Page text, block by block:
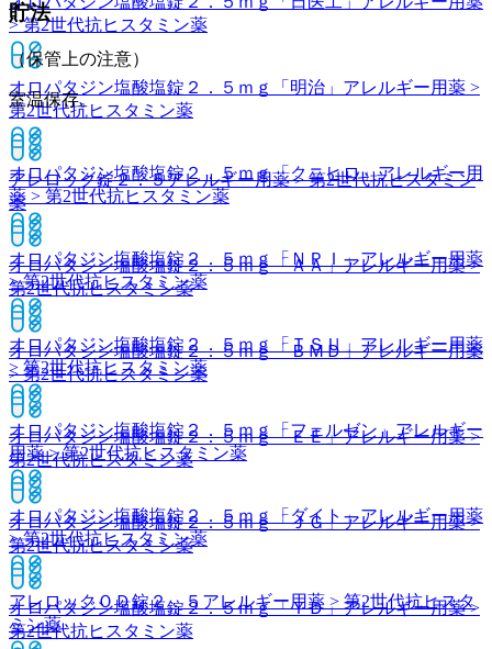
> 第2世代抗ヒスタミン薬
オロパタジン塩酸塩錠２．５ｍｇ「明治」 アレルギー用薬 >
第2世代抗ヒスタミン薬
オロパタジン塩酸塩錠２．５ｍｇ「クニヒロ」アレルギー用
薬 > 第2世代抗ヒスタミン薬
オロパタジン塩酸塩錠２．５ｍｇ「ＮＰＩ」アレルギー用薬
> 第2世代抗ヒスタミン薬
オロパタジン塩酸塩錠２．５ｍｇ「ＴＳＵ」 アレルギー用薬
> 第2世代抗ヒスタミン薬
オロパタジン塩酸塩錠２．５ｍｇ「フェルゼン」 アレルギー
用薬 > 第2世代抗ヒスタミン薬
オロパタジン塩酸塩錠２．５ｍｇ「ダイト」アレルギー用薬
> 第2世代抗ヒスタミン薬
アレロックＯＤ錠２．５ アレルギー用薬 > 第2世代抗ヒスタ
ミン薬
貯法
（保管上の注意）
室温保存。
アレロック錠２．５アレルギー用薬 > 第2世代抗ヒスタミン
薬
オロパタジン塩酸塩錠２．５ｍｇ「ＡＡ」アレルギー用薬 >
第2世代抗ヒスタミン薬
オロパタジン塩酸塩錠２．５ｍｇ「ＢＭＤ」アレルギー用薬
> 第2世代抗ヒスタミン薬
オロパタジン塩酸塩錠２．５ｍｇ「ＥＥ」アレルギー用薬 >
第2世代抗ヒスタミン薬
オロパタジン塩酸塩錠２．５ｍｇ「ＪＧ」アレルギー用薬 >
第2世代抗ヒスタミン薬
オロパタジン塩酸塩錠２．５ｍｇ「ＹＤ」アレルギー用薬 >
第2世代抗ヒスタミン薬